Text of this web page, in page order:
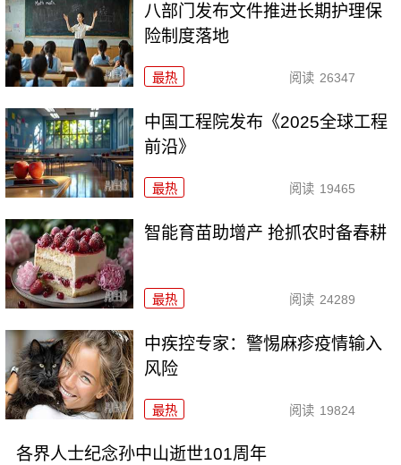
八部门发布文件推进长期护理保
险制度落地
最热 阅读 26347
中国工程院发布《2025全球工程
前沿》
最热 阅读 19465
智能育苗助增产 抢抓农时备春耕
最热 阅读 24289
中疾控专家：警惕麻疹疫情输入
风险
最热 阅读 19824
各界人士纪念孙中山逝世101周年